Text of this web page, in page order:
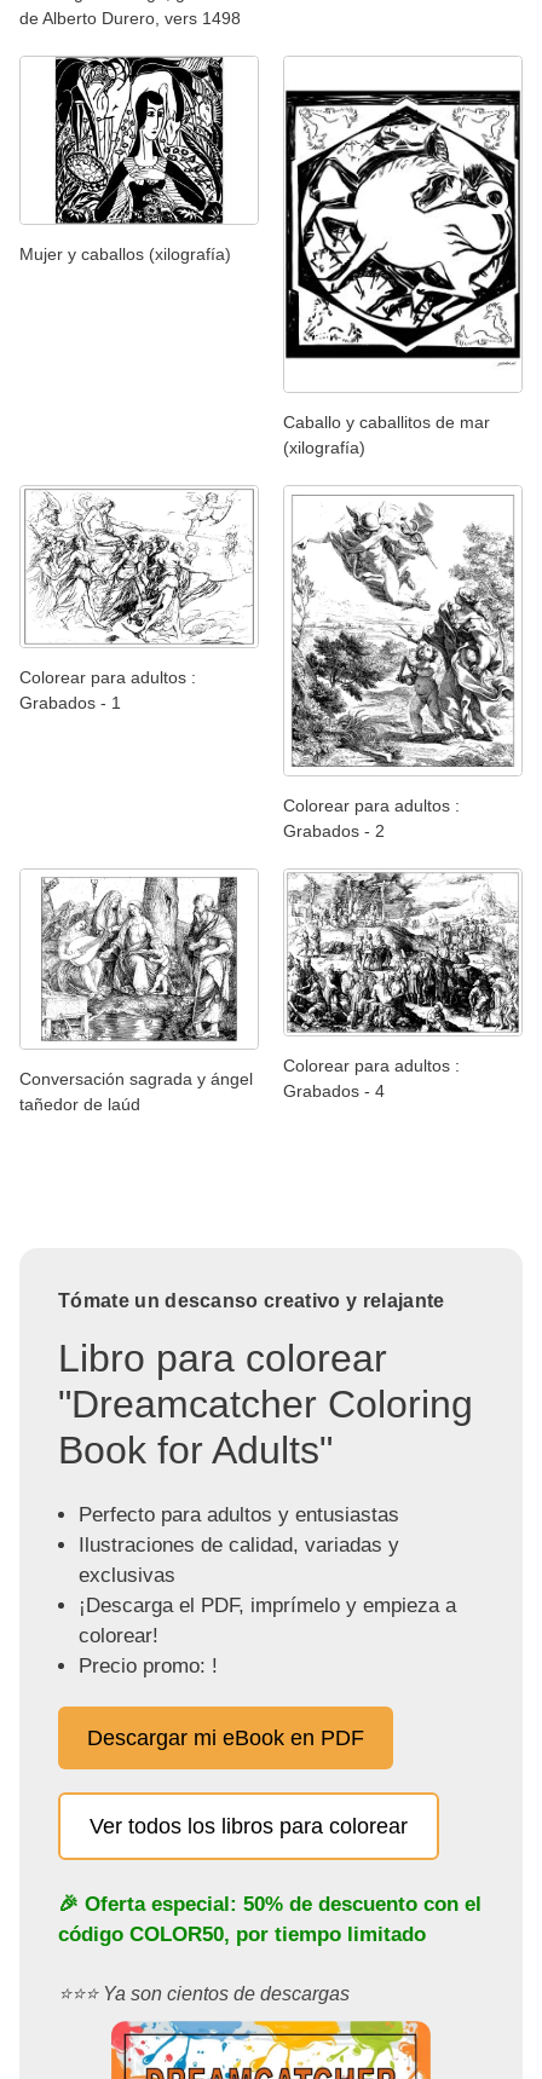
de Alberto Durero, vers 1498
Mujer y caballos (xilografía)
Caballo y caballitos de mar
(xilografía)
Colorear para adultos :
Grabados - 1
Colorear para adultos :
Grabados - 2
Conversación sagrada y ángel
tañedor de laúd
Colorear para adultos :
Grabados - 4
Tómate un descanso creativo y relajante
Libro para colorear
"Dreamcatcher Coloring
Book for Adults"
Perfecto para adultos y entusiastas
Ilustraciones de calidad, variadas y
exclusivas
¡Descarga el PDF, imprímelo y empieza a
colorear!
Precio promo: !
Descargar mi eBook en PDF
Ver todos los libros para colorear
🎉 Oferta especial: 50% de descuento con el
código COLOR50, por tiempo limitado
⭐️⭐️⭐️ Ya son cientos de descargas